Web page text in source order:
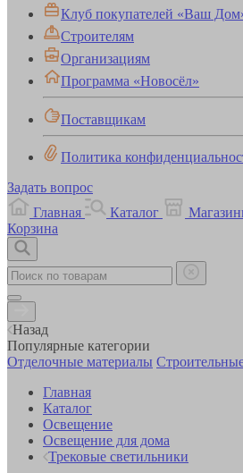
Клуб покупателей «Ваш
Строителям
Организациям
Программа «Новосёл»
Поставщикам
Политика
Задать вопрос
Главная
Каталог
Корзина
Назад
Популярные категории
Отделочные материалы
Главная
Каталог
Освещение
Освещение для дома
Трековые светильники